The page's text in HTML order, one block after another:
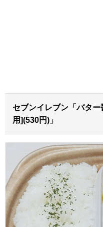
セブンイレブン「バタ
用](530円)」